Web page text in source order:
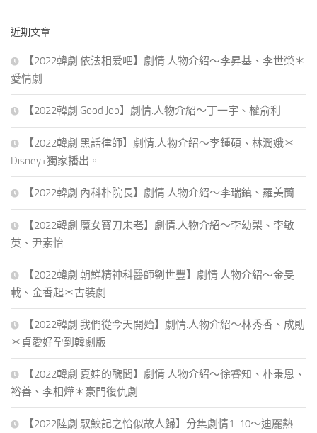
字:
近期文章
【2022韓劇 依法相爱吧】劇情.人物介紹～李昇基、李世榮＊
愛情劇
【2022韓劇 Good Job】劇情.人物介紹～丁一宇、權俞利
【2022韓劇 黑話律師】劇情.人物介紹～李鍾碩、林潤娥＊
Disney+獨家播出。
【2022韓劇 內科朴院長】劇情.人物介紹～李瑞鎮、羅美蘭
【2022韓劇 魔女寶刀未老】劇情.人物介紹～李幼梨、李敏
英、尹素怡
【2022韓劇 朝鮮精神科醫師劉世豐】劇情.人物介紹～金旻
載、金香起＊古裝劇
【2022韓劇 我們從今天開始】劇情.人物介紹～林秀香、成勛
＊貞愛好孕到韓劇版
【2022韓劇 夏娃的醜聞】劇情.人物介紹～徐睿知、朴秉恩、
裕善、李相燁＊豪門復仇劇
【2022陸劇 馭鮫記之恰似故人歸】分集劇情1-10～迪麗熱